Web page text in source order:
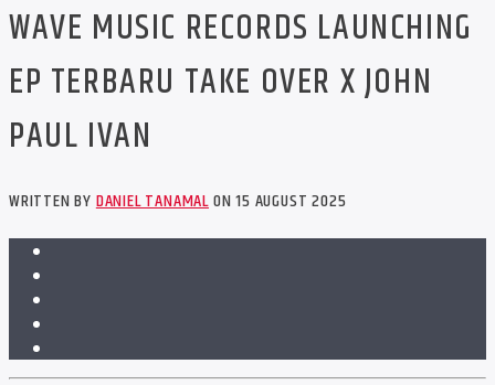
WAVE MUSIC RECORDS LAUNCHING
EP TERBARU TAKE OVER X JOHN
PAUL IVAN
WRITTEN BYDANIEL TANAMALON 15 AUGUST 2025